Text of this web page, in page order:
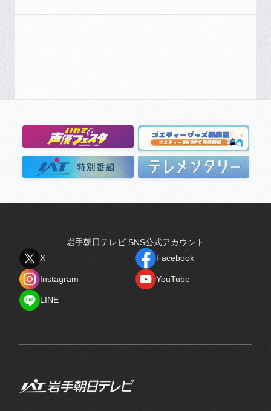
岩手朝日テレビ SNS公式アカウント
X
Facebook
Instagram
YouTube
LINE